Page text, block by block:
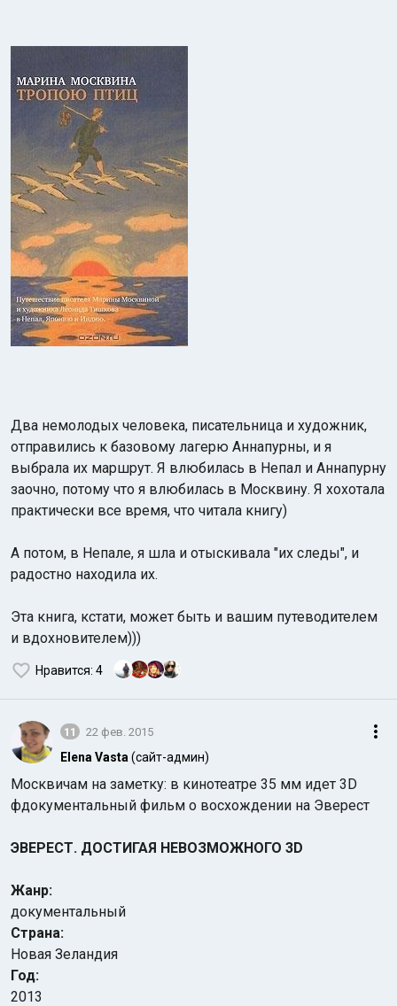
Два немолодых человека, писательница и художник,
отправились к базовому лагерю Аннапурны, и я
выбрала их маршрут. Я влюбилась в Непал и Аннапурну
заочно, потому что я влюбилась в Москвину. Я хохотала
практически все время, что читала книгу)
А потом, в Непале, я шла и отыскивала "их следы", и
радостно находила их.
Эта книга, кстати, может быть и вашим путеводителем
и вдохновителем)))
Нравится: 4
11 22 фев. 2015
Elena Vasta (сайт-админ)
Москвичам на заметку: в кинотеатре 35 мм идет 3D
фдокументальный фильм о восхождении на Эверест
ЭВЕРЕСТ. ДОСТИГАЯ НЕВОЗМОЖНОГО 3D
Жанр:
документальный
Страна:
Новая Зеландия
Год:
2013